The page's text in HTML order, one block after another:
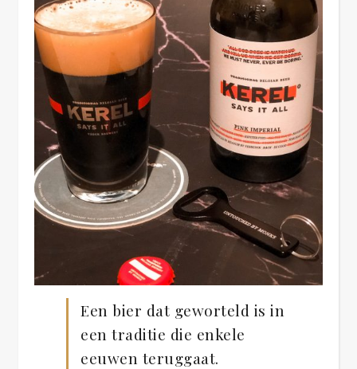
Een bier dat geworteld is in
een traditie die enkele
eeuwen teruggaat.